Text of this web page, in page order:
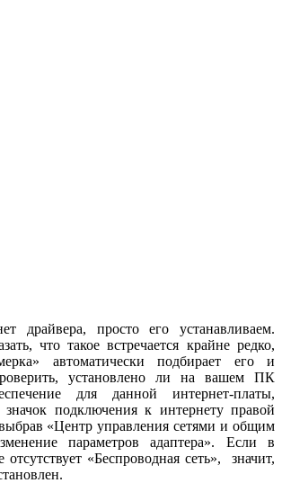
драйвера, просто его устанавливаем.
что такое встречается крайне редко,
автоматически подбирает его и
установлено ли на вашем ПК
для данной интернет-платы,
подключения к интернету правой
«Центр управления сетями и общим
параметров адаптера». Если в
«Беспроводная сеть», значит,